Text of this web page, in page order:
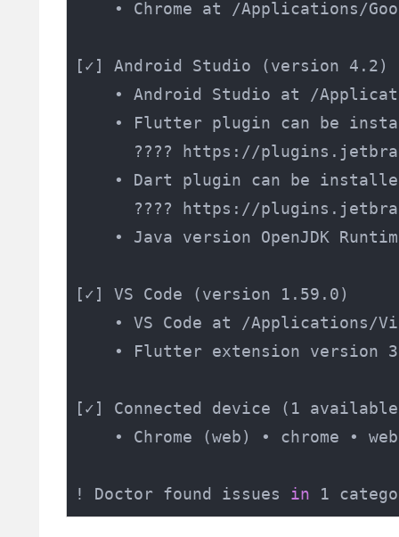
• Chrome at /Applications/
[✓] Android Studio (version 4.2)
• Android Studio at /
• Flutter plugin can be
???? https://
• Dart plugin can be
???? https://
• Java version OpenJDK
[✓] VS Code (version 1.59.0)
• VS Code at /Applications/
• Flutter extension version
[✓] Connected device (1
• Chrome (web) • chrome •
! Doctor found issues in 1